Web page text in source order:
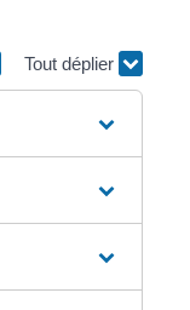
Tout déplier